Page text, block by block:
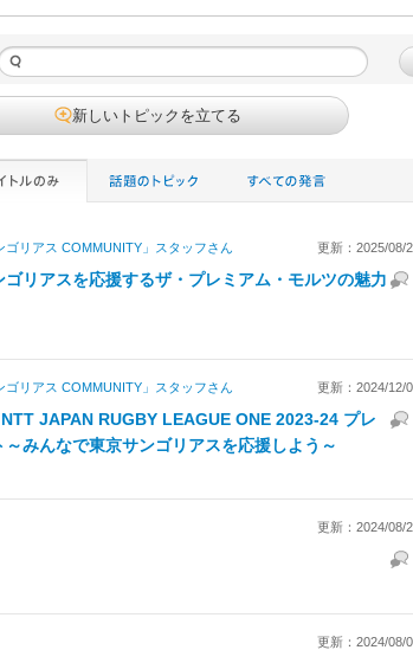
新しいトピックを立てる
ゴリアス COMMUNITY」スタッフさん 更新：2025/08/
リアスを応援するザ・プレミアム・モルツの魅力
ゴリアス COMMUNITY」スタッフさん 更新：2024/12/
JAPAN RUGBY LEAGUE ONE 2023-24 プレ
みんなで東京サンゴリアスを応援しよう～
更新：2024/08/
更新：2024/08/